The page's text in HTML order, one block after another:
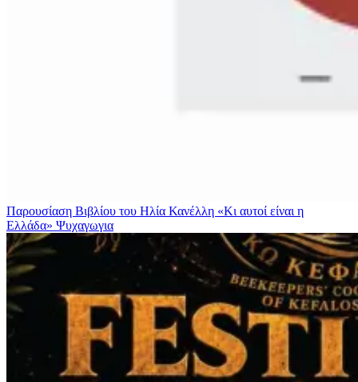
Παρουσίαση Βιβλίου του Ηλία Κανέλλη «Κι αυτοί είναι η
Ελλάδα» Ψυχαγωγια